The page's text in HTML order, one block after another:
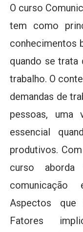
O curso
tem como
conhecimentos
quando se trata
trabalho. O
demandas de
pessoas, uma
essencial
produtivos.
curso
Aspectos que
Fatores